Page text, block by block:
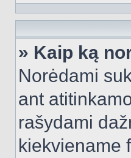
» Kaip ką
Norėdami
ant
rašydami
kiekviename